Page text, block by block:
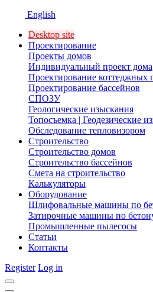
English
Desktop site
Проектирование
Проекты домов
Индивидуальный проект дома
Проектирование коттеджных
Проектирование бассейнов
СПОЗУ
Геологические изыскания
Топосъемка | Геодезические
Обследование тепловизором
Строительство
Строительство домов
Строительство бассейнов
Смета на строительство
Калькуляторы
Оборудование
Шлифовальные машины по
Затирочные машины по
Промышленные пылесосы
Статьи
Контакты
Register Log in